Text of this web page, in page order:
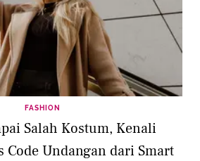
FASHION
Salah Kostum, Kenali
Code Undangan dari Smart